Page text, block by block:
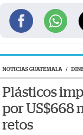
NOTICIAS GUATEMALA /
Plásticos
por US$668
retos